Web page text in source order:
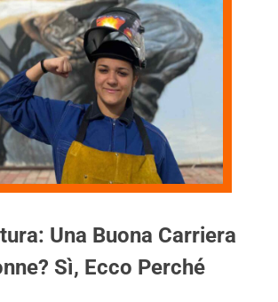
Una Buona Carriera
Sì, Ecco Perché